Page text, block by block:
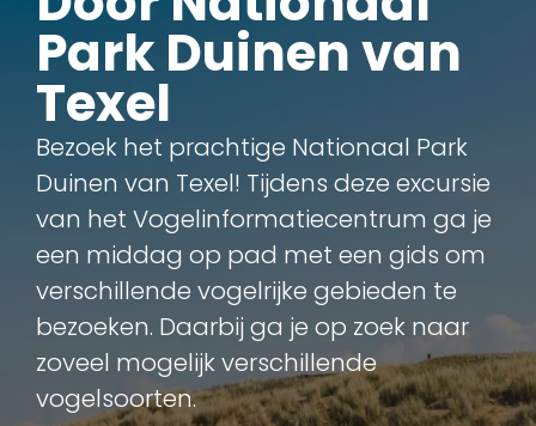
Park Duinen van
Texel
Bezoek het prachtige Nationaal Park
Duinen van Texel! Tijdens deze excursie
van het Vogelinformatiecentrum ga je
een middag op pad met een gids om
verschillende vogelrijke gebieden te
bezoeken. Daarbij ga je op zoek naar
zoveel mogelijk verschillende
vogelsoorten.